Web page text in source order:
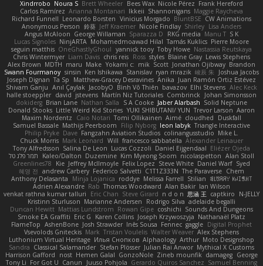
Xindrrobo Noura S Brett Wheeler Bees Wax Nicole Pérez Frank Hereford
Carlos Ramírez Arianna Montanari Ikkeii Shannonigans Maggie Raycheva
Richard Funnell Leonardo Borsten Vinicius Morgado BluntBSE CW Animations
Anonymous Person 鈴葵 Jeff Kraemer Nicole Findlay Shirley Lisa Anders
Angus McAloon George Willaman Sparazza D RKG media Manu T S K
Lucas Signoles NinjARTA Mohamedmoawad Hilal Tamás Kuklics Pierre Moore
seguin matthis OneGhastlyGhoul yannick tooy Toby Howe Nastassia Reutskaya
Chris Wintermyer Liam Davis chris reis Ross styles Blaine Gray Lewis Stephens
Alex Brown MDTH maru Make Yokami c: mik Scott Jonathan Ojibway Brandon
Swann Fourmanoy sinsin Ken Ishikawa Stanislav ryan mrazik 峻辰 朱
Joshua Jacobs
Joseph Dignan Ta Sp Matthew-Gracey Desravines Anika Juan Ramón Ortiz Estévez
Shivam Ganju Anıl Çaylak JacobyO Bình Võ Thiên bavazov Elhi Stevens Alec Keck
halle stoeppler david jstevens Martín Niz Tutoriales Combrinck Johan Simonsson
dokiderg Brian Lane Nathan Salla S A Cooke Jaber Alarbash Solid Neptune
Donald Stooks Little Weird Kid Stories YUKI SHIBUTANI/ YUN Trevor Larson Aaron
Maxim Nordentz
Caio Notari Tomi Ollikainen Aimé cloudhed
Duskfall
Samuel Bassale Mathijs Peerboom Filip Nyborg leon labyk Triangle Interactive
Philip Pryke Dave Fangzahn Aviation Studios colinangusstudio Mike L.
Chuck Morris Mark Leonard Will francesco sabbatella Alexander Leinauer
Tony Alfredsson Salina De Leon Lucas Cozzoli Daniel Eijgendaal Eliézer Ojeda
תמר פלג טל
Kaleo/Dalton Duzemine Kim Myeong Soom nicolaspetton Alan Stoll
Greenlines78
Kie Jeffrey McIlmoyle Felix Lopez Steve White Daniel Warf Syed
혜영 전 andrew Carbery Federico Salvetti C1T1Z333N The Paraverse Chem
Anthony Delasanta
Minja Lojanica roddye Melissa Farrell Stilian ꌃ꒒ꀎꋪꋪꌩ ꀘꈤꀤꁅꃅ꓄
Adrien Alexandre Rab Thomas Woodward Alan Bakir Ian Wilson
venkat rathna kumar talluri
Eric Chan Steve Girard n d o n 思涵 王 captkiro
N-JELLY
Kristinn Sturluson Marianne Andersen Rodrigo Silva adelaide begalli
Duncan Hewitt Mattias Lundstrom Rowan Gipe coshichi Sounds And Dungeons
Smoke EA Graffiti Eric G Karen Collins Joseph Krzywoszyja Nathanaël Platz
FlameTop AshenBone Josh Strawder Inês Sousa Fennec gaggle Digital Prophet
Vsevolods Gniteckis Mark Tristan Voulelis Walter Weaver Alex Stephens
Luthonium Virtual Heritage Илья Снопков Alphaology Arthur Moto Designshop
Sandra Classical Salamander Stefan Plösser Julian Rai Anwor Mythical X Customs
Harrison Gafford
nost Hemen Galal GonzoNole Zineb mounfik damageg George
Tony Li For Got U Canun Juuso Pohjola Gerardo Quiros Sanchez Samuel Benning